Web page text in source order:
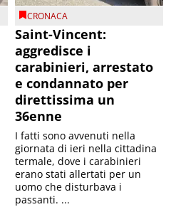
CRONACA
Saint-Vincent:
aggredisce i
carabinieri, arrestato
e condannato per
direttissima un
36enne
I fatti sono avvenuti nella
giornata di ieri nella cittadina
termale, dove i carabinieri
erano stati allertati per un
uomo che disturbava i
passanti. ...